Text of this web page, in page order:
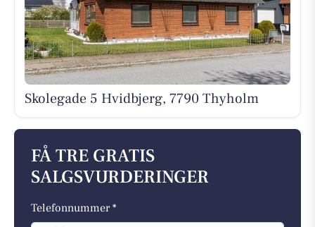
Skolegade 5 Hvidbjerg, 7790 Thyholm
FÅ TRE GRATIS
SALGSVURDERINGER
Telefonnummer *